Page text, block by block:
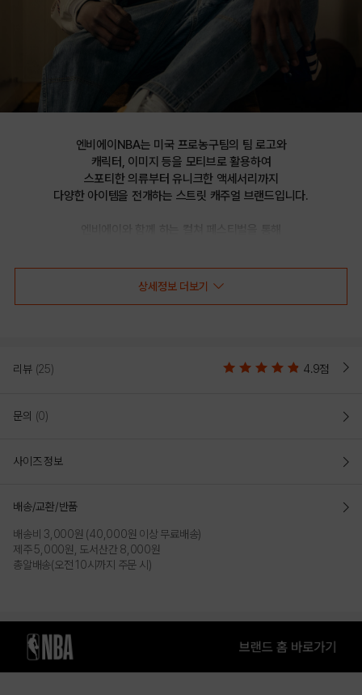
엔비에이NBA는 미국 프로농구팀의 팀 로고와
캐릭터, 이미지 등을 모티브로 활용하여
스포티한 의류부터 유니크한 액세서리까지
다양한 아이템을 전개하는 스트릿 캐주얼 브랜드입니다.
활동성이 좋고 편안하게 착장가능한 여성 전용 루즈핏 팬츠.
트렌디한 착장이가능한 플레어 스트레이트 팬츠로
허리에 밴드와 스트링을 작업하여 사이즈 조절이 용이하고 밑단을 일자로
풀어주어 여성스럽게 연출 가능.
상세정보 더보기
리뷰 (25) 4.9점
문의 (0)
사이즈 정보
배송/교환/반품
배송비 3,000원 (40,000원 이상 무료배송)
제주 5,000원, 도서산간 8,000원
총알배송(오전 10시까지 주문 시)